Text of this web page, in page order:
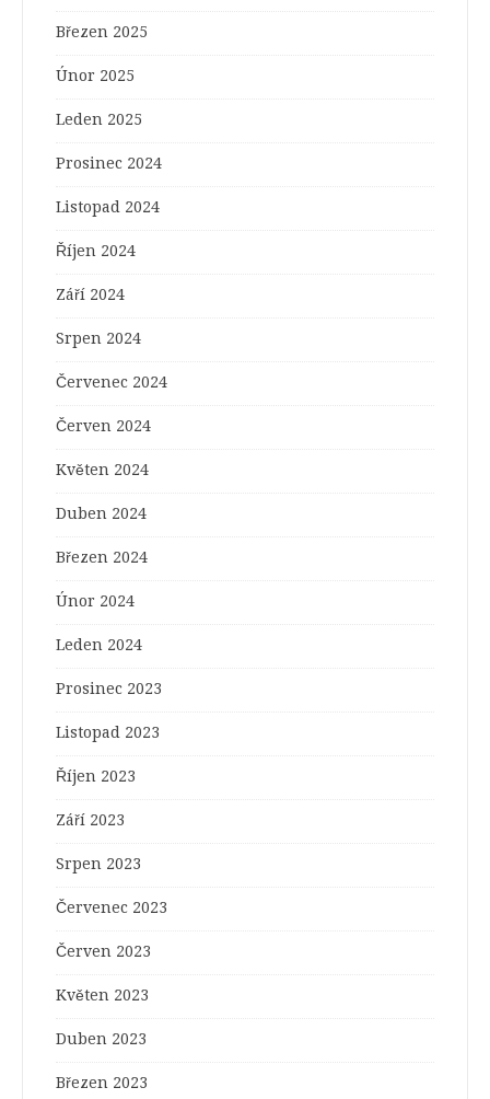
Březen 2025
Únor 2025
Leden 2025
Prosinec 2024
Listopad 2024
Říjen 2024
Září 2024
Srpen 2024
Červenec 2024
Červen 2024
Květen 2024
Duben 2024
Březen 2024
Únor 2024
Leden 2024
Prosinec 2023
Listopad 2023
Říjen 2023
Září 2023
Srpen 2023
Červenec 2023
Červen 2023
Květen 2023
Duben 2023
Březen 2023